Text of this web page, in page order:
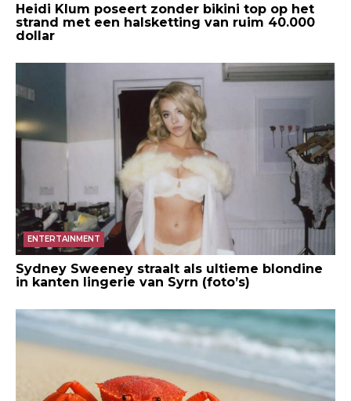
Heidi Klum poseert zonder bikini top op het
strand met een halsketting van ruim 40.000
dollar
ENTERTAINMENT
Sydney Sweeney straalt als ultieme blondine
in kanten lingerie van Syrn (foto’s)